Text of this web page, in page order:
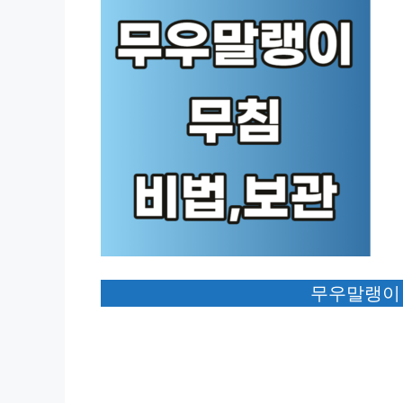
무우말랭